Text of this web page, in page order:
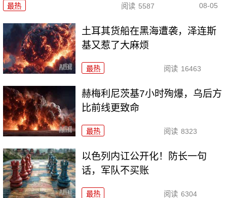
最热 阅读 5587 08-05
土耳其货船在黑海遭袭，泽连斯
基又惹了大麻烦
最热 阅读 16463
赫梅利尼茨基7小时殉爆，乌后方
比前线更致命
最热 阅读 8323
以色列内讧公开化！防长一句
话，军队不买账
最热 阅读 6304